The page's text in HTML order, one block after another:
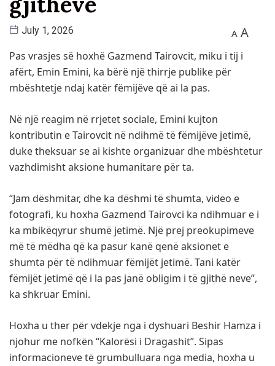
July 1, 2026 A A
Pas vrasjes së hoxhë Gazmend Tairovcit, miku i tij i
afërt, Emin Emini, ka bërë një thirrje publike për
mbështetje ndaj katër fëmijëve që ai la pas.
Në një reagim në rrjetet sociale, Emini kujton
kontributin e Tairovcit në ndihmë të fëmijëve jetimë,
duke theksuar se ai kishte organizuar dhe mbështetur
vazhdimisht aksione humanitare për ta.
“Jam dëshmitar, dhe ka dëshmi të shumta, video e
fotografi, ku hoxha Gazmend Tairovci ka ndihmuar e i
ka mbikëqyrur shumë jetimë. Një prej preokupimeve
më të mëdha që ka pasur kanë qenë aksionet e
shumta për të ndihmuar fëmijët jetimë. Tani katër
fëmijët jetimë që i la pas janë obligim i të gjithë neve”,
ka shkruar Emini.
Hoxha u ther për vdekje nga i dyshuari Beshir Hamza i
njohur me nofkën “Kalorësi i Dragashit”. Sipas
informacioneve të grumbulluara nga media, hoxha u